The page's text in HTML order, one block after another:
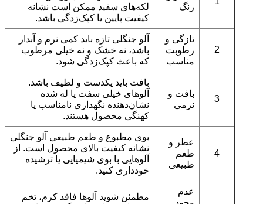
رنگ
لکه‌های سفید ممکن است نشانه
کیفیت پایین یا کپک‌زدگی باشد.
2
تازگی و
رطوبت
مناسب
آلو جنگلی تازه باید کمی نرم و آبدار
باشد، نه خشک و نه خیلی مرطوب
که باعث کپک‌زدگی شود.
3
بافت و
نرمی
بافت باید یکدست و لطیف باشد.
آلوهای خیلی سفت یا له شده
نشان‌دهنده نگهداری نامناسب یا
کهنگی محصول هستند.
4
عطر و
طعم
طبیعی
بوی مطبوع و طعم طبیعی آلو جنگلی
نشانه کیفیت بالای محصول است. از
آلوهایی با بوی شیمیایی یا ترشیده
خودداری کنید.
عدم
مطمئن شوید آلوها فاقد کرم، تخم